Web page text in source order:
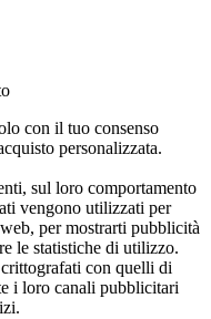
con il tuo consenso
personalizzata.
sul loro comportamento
vengono utilizzati per
per mostrarti pubblicità
le statistiche di utilizzo.
con quelli di
i loro canali pubblicitari